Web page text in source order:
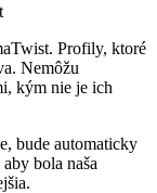
Profily, ktoré
Nemôžu
kým nie je ich
bude automaticky
bola naša